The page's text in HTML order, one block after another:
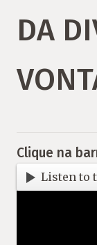
DA
Clique na
Listen to